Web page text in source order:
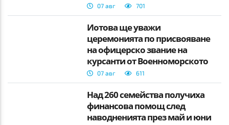
07 авг 701
Йотова ще уважи
церемонията по присвояване
на офицерско звание на
курсанти от Военноморското
училище
07 авг 611
Над 260 семейства получиха
финансова помощ след
наводненията през май и юни